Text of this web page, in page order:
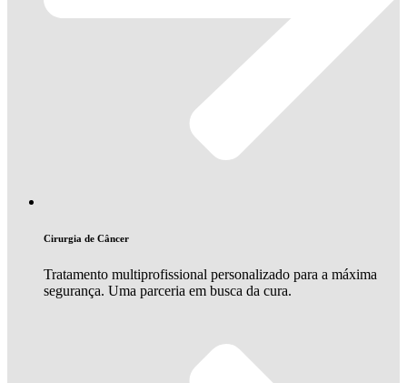
Cirurgia de Câncer
Tratamento multiprofissional personalizado para a máxima
segurança. Uma parceria em busca da cura.